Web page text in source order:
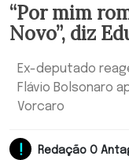
“Por mim
Novo”, diz
Ex-deputado
Flávio Bolsonaro
Vorcaro
Redação O